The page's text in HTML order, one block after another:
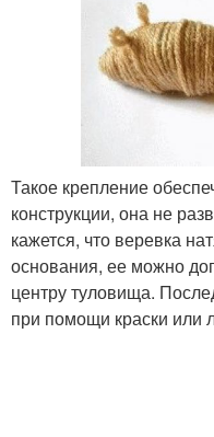
Такое крепление
конструкции, она не
кажется, что веревка
основания, ее можно
центру туловища.
при помощи краски или